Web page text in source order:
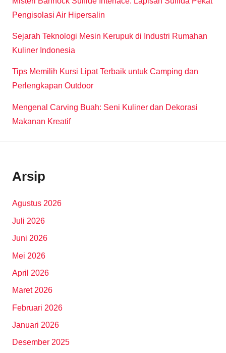
Pengisolasi Air Hipersalin
Sejarah Teknologi Mesin Kerupuk di Industri Rumahan
Kuliner Indonesia
Tips Memilih Kursi Lipat Terbaik untuk Camping dan
Perlengkapan Outdoor
Mengenal Carving Buah: Seni Kuliner dan Dekorasi
Makanan Kreatif
Arsip
Agustus 2026
Juli 2026
Juni 2026
Mei 2026
April 2026
Maret 2026
Februari 2026
Januari 2026
Desember 2025